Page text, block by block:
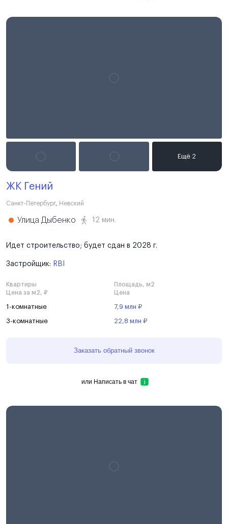
ЖК Гений
Санкт-Петербург, Невский
Улица Дыбенко 12 мин.
Идет строительство; будет сдан в 2028 г.
Застройщик: RBI
Квартиры
Площадь, м2
Цена за м2, ₽
Цена
1-комнатные 7,9 млн ₽
3-комнатные 22,8 млн ₽
Заказать обратный звонок
или Написать в чат